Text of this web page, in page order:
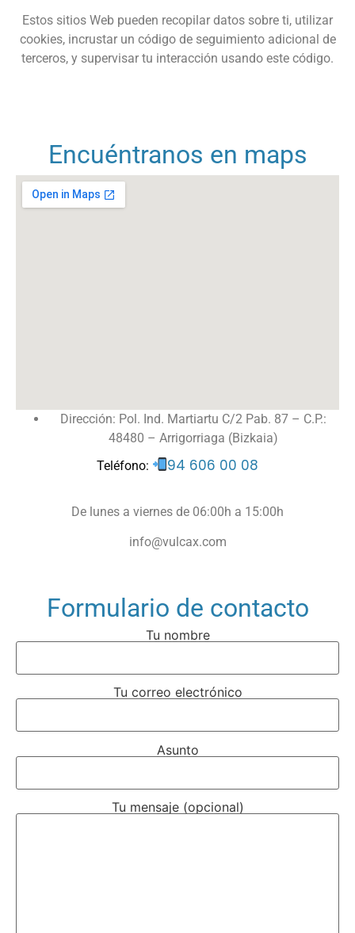
Estos sitios Web pueden recopilar datos sobre ti, utilizar
cookies, incrustar un código de seguimiento adicional de
terceros, y supervisar tu interacción usando este código.
Encuéntranos en maps
Dirección: Pol. Ind. Martiartu C/2 Pab. 87 – C.P.:
48480 – Arrigorriaga (Bizkaia)
Teléfono:
94 606 00 08
De lunes a viernes de 06:00h a 15:00h
info@vulcax.com
Formulario de contacto
Tu nombre
Tu correo electrónico
Asunto
Tu mensaje (opcional)